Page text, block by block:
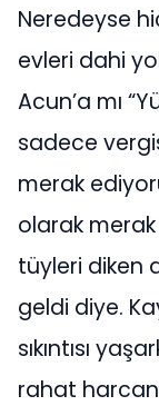
Neredeyse
evleri dahi
Acun’a mı
sadece
merak
olarak
tüyleri diken
geldi diye.
sıkıntısı
rahat